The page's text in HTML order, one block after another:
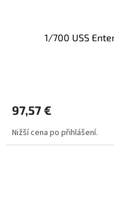
1/700 USS
97,57 €
Nižší cena po přihlášení.